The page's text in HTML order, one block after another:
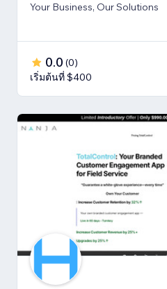
Your Business, Our Solutions
0.0 (0)
เริ่มต้นที่ $400